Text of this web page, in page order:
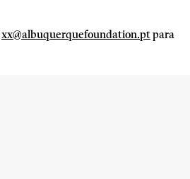
xx@albuquerquefoundation.ptpara